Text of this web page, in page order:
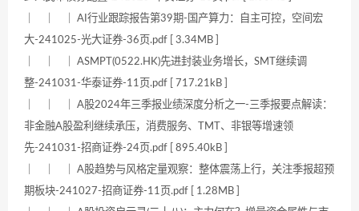
｜ ｜ ｜ AI行业跟踪报告第39期-国产算力：自主可控，空间宏
大-241025-光大证券-36页.pdf [ 3.34MB ]
｜ ｜ ｜ ASMPT(0522.HK)先进封装业务增长，SMT继续调
整-241031-华泰证券-11页.pdf [ 717.21kB ]
｜ ｜ ｜ A股2024年三季报业绩深度分析之一-三季报要点解读：
非金融A股盈利继续承压，消费服务、TMT、非银等增速领
先-241031-招商证券-24页.pdf [ 895.40kB ]
｜ ｜ ｜ A股趋势与风格定量观察：整体震荡上行，关注季报超预
期板块-241027-招商证券-11页.pdf [ 1.28MB ]